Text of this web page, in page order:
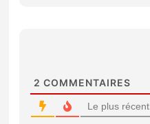
2 COMMENTAIRES
Le plus récent